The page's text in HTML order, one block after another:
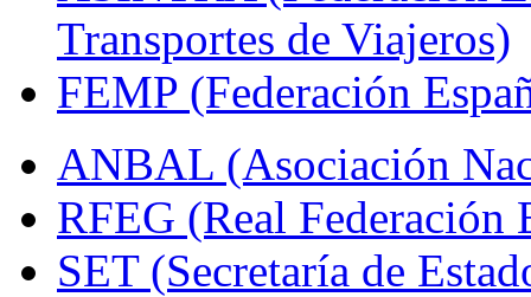
Transportes de Viajeros)
FEMP (Federación
ANBAL (Asociación
RFEG (Real Federación
SET (Secretaría de